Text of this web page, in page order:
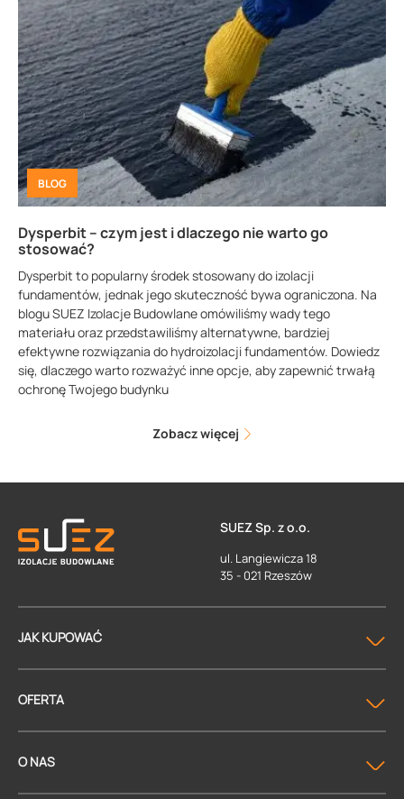
BLOG
Dysperbit – czym jest i dlaczego nie warto go
stosować?
Dysperbit to popularny środek stosowany do izolacji
fundamentów, jednak jego skuteczność bywa ograniczona. Na
blogu SUEZ Izolacje Budowlane omówiliśmy wady tego
materiału oraz przedstawiliśmy alternatywne, bardziej
efektywne rozwiązania do hydroizolacji fundamentów. Dowiedz
się, dlaczego warto rozważyć inne opcje, aby zapewnić trwałą
ochronę Twojego budynku
Zobacz więcej
SUEZ Sp. z o.o.
ul. Langiewicza 18
35 - 021 Rzeszów
JAK KUPOWAĆ
OFERTA
O NAS